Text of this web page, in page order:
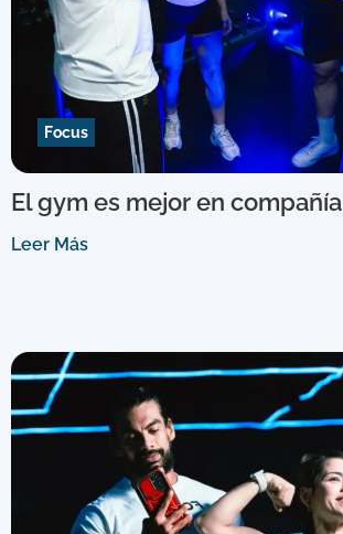
Focus
El gym es mejor en compañía
Leer Más